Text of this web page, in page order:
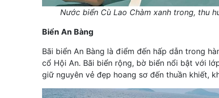
Nước biển Cù Lao Chàm xanh trong, thu
Biển An Bàng
Bãi biển An Bàng là điểm đến hấp dẫn trong
cổ Hội An. Bãi biển rộng, bờ biển nổi bật với
giữ nguyên vẻ đẹp hoang sơ đến thuần khiết,